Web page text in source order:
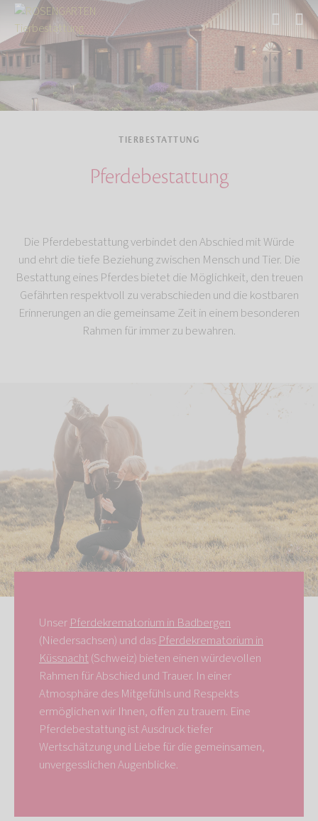
Start Tierbestattung
TIERBESTATTUNG
Pferdebestattung
Die Pferdebestattung verbindet den Abschied mit Würde
und ehrt die tiefe Beziehung zwischen Mensch und Tier. Die
Bestattung eines Pferdes bietet die Möglichkeit, den treuen
Gefährten respektvoll zu verabschieden und die kostbaren
Erinnerungen an die gemeinsame Zeit in einem besonderen
Rahmen für immer zu bewahren.
Unser Pferdekrematorium in Badbergen
(Niedersachsen) und das Pferdekrematorium in
Küssnacht (Schweiz) bieten einen würdevollen
Rahmen für Abschied und Trauer. In einer
Atmosphäre des Mitgefühls und Respekts
ermöglichen wir Ihnen, offen zu trauern. Eine
Pferdebestattung ist Ausdruck tiefer
Wertschätzung und Liebe für die gemeinsamen,
unvergesslichen Augenblicke.